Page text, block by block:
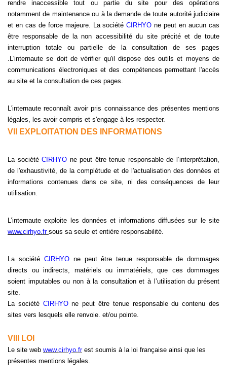
rendre inaccessible tout ou partie du site pour des opérations
notamment de maintenance ou à la demande de toute autorité judiciaire
et en cas de force majeure. La sociétéCIRHYO ne peut en aucun cas
être responsable de la non accessibilité du site précité et de toute
interruption totale ou partielle de la consultation de ses pages
.L'internaute se doit de vérifier qu'il dispose des outils et moyens de
communications électroniques et des compétences permettant l'accès
au site et la consultation de ces pages.
L'internaute reconnaît avoir pris connaissance des présentes mentions
légales, les avoir compris et s'engage à les respecter.
VII EXPLOITATION DES INFORMATIONS
La sociétéCIRHYO ne peut être tenue responsable de l’interprétation,
de l'exhaustivité, de la complétude et de l'actualisation des données et
informations contenues dans ce site, ni des conséquences de leur
utilisation.
L’internaute exploite les données et informations diffusées sur le site
www.cirhyo.fr sous sa seule et entière responsabilité.
La société CIRHYOne peut être tenue responsable de dommages
directs ou indirects, matériels ou immatériels, que ces dommages
soient imputables ou non à la consultation et à l’utilisation du présent
site.
La société CIRHYOne peut être tenue responsable du contenu des
sites vers lesquels elle renvoie. et/ou pointe.
VIII LOI
Le site web www.cirhyo.frest soumis à la loi française ainsi que les
présentes mentions légales.